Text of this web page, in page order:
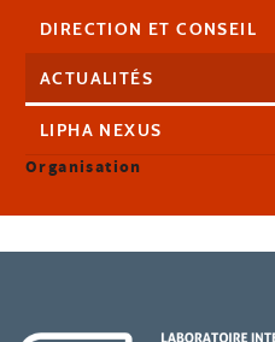
DIRECTION ET CONSEIL
ACTUALITÉS
LIPHA NEXUS
Organisation